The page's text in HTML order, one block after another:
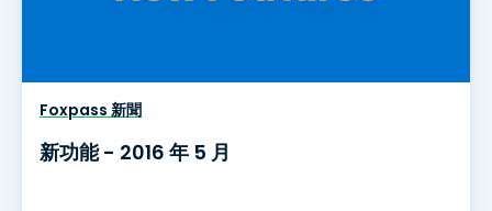
Foxpass 新聞
新功能 - 2016 年 5 月